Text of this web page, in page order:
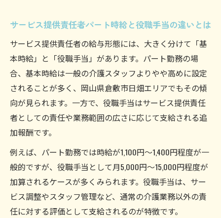
サービス提供責任者パート時給と役職手当の違いとは
サービス提供責任者の給与形態には、大きく分けて「基
本時給」と「役職手当」があります。パート勤務の場
合、基本時給は一般の介護スタッフよりやや高めに設定
されることが多く、岡山県倉敷市日畑エリアでもその傾
向が見られます。一方で、役職手当はサービス提供責任
者としての責任や業務範囲の広さに応じて支給される追
加報酬です。
例えば、パート勤務では時給が1,100円～1,400円程度が一
般的ですが、役職手当として月5,000円～15,000円程度が
加算されるケースが多くみられます。役職手当は、サー
ビス調整やスタッフ管理など、通常の介護業務以外の責
任に対する評価として支給されるのが特徴です。